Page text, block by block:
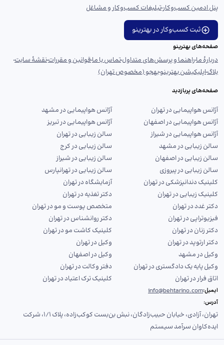
پنل ادمین کسب‌وکارتبلیغات کسب‌وکار و مشاغل
ثبت کسب‌وکار در بهترینو
صفحه‌های بهترینو
دربارهٔ ماراهنما و پرسش‌های متداولتماس با ماقوانین و مقرراتنقشهٔ سایت
بلاگاپلیکیشن بهترینوبهجو (مخصوص تهران)
صفحه‌های پربازدید
آژانس هواپیمایی در تهران
آژانس هواپیمایی در مشهد
آژانس هواپیمایی در اصفهان
آژانس هواپیمایی در تبریز
آژانس هواپیمایی در شیراز
سالن زیبایی در تهران
سالن زیبایی در مشهد
سالن زیبایی در کرج
سالن زیبایی در اصفهان
سالن زیبایی در شیراز
سالن زیبایی در پیروزی
سالن زیبایی در تهرانپارس
کلینیک دندانپزشکی در تهران
آزمایشگاه در تهران
کلینیک زیبایی در تهران
دکتر تغذیه در تهران
دکتر غدد در تهران
متخصص پوست و مو در تهران
فیزیوتراپی در تهران
دکتر روانشناس در تهران
دکتر زنان در تهران
کلینیک کاشت مو در تهران
دکتر ارتوپد در تهران
وکیل در تهران
وکیل در مشهد
وکیل در اصفهان
وکیل پایه یک دادگستری در تهران
دفتر وکالت در تهران
اتاق فرار در تهران
کلینیک ترک اعتیاد در تهران
ایمیل:info@behtarino.com
آدرس:
تهران، آزادی، خیابان حبیب‌زادگان، نبش بن‌بست کوکب‌زاده، پلاک ۱/۱، شرکت
ایده‌کاوان سرآمد سیستم